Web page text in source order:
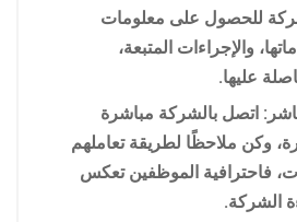
للحصول على معلومات
والإجراءات المتبعة،
عليها.
اتصل بالشركة مباشرة
وكن ملاحظًا لطريقة تعاملهم
فاحترافية الموظفين تعكس
الشركة.